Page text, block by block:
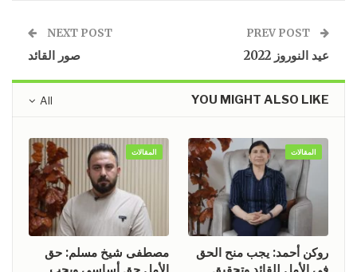
عيد النوروز 2022
NEXT POST
صور القائد
All YOU MIGHT ALSO LIKE
المقالات
روكن أحمد: يجب منح الحق
المقالات
مصطفى شيخ مسلم: حق